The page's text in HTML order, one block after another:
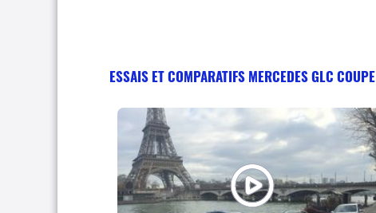
ESSAIS ET COMPARATIFS MERCEDES GLC COUPE